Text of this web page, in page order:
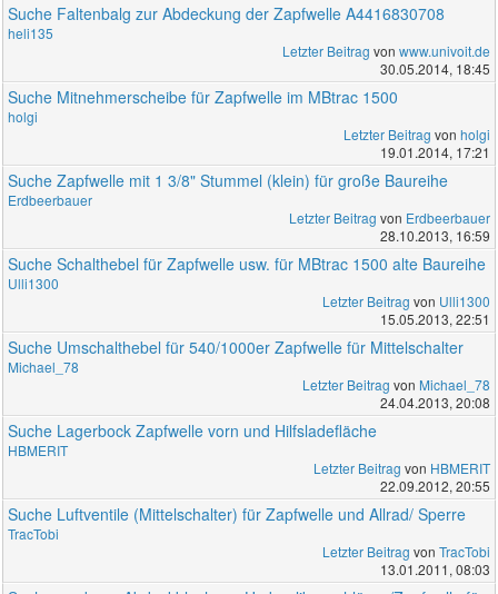
Suche Faltenbalg zur Abdeckung der Zapfwelle A4416830708
heli135
Letzter Beitrag von www.univoit.de
30.05.2014, 18:45
Suche Mitnehmerscheibe für Zapfwelle im MBtrac 1500
holgi
Letzter Beitrag von holgi
19.01.2014, 17:21
Suche Zapfwelle mit 1 3/8" Stummel (klein) für große Baureihe
Erdbeerbauer
Letzter Beitrag von Erdbeerbauer
28.10.2013, 16:59
Suche Schalthebel für Zapfwelle usw. für MBtrac 1500 alte Baureihe
Ulli1300
Letzter Beitrag von Ulli1300
15.05.2013, 22:51
Suche Umschalthebel für 540/1000er Zapfwelle für Mittelschalter
Michael_78
Letzter Beitrag von Michael_78
24.04.2013, 20:08
Suche Lagerbock Zapfwelle vorn und Hilfsladefläche
HBMERIT
Letzter Beitrag von HBMERIT
22.09.2012, 20:55
Suche Luftventile (Mittelschalter) für Zapfwelle und Allrad/ Sperre
TracTobi
Letzter Beitrag von TracTobi
13.01.2011, 08:03